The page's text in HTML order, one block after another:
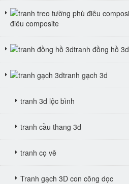
điêu composite
tranh đồng hồ 3d
tranh gạch 3d
tranh 3d lộc bình
tranh cầu thang 3d
tranh cọ vẽ
Tranh gạch 3D con công dọc